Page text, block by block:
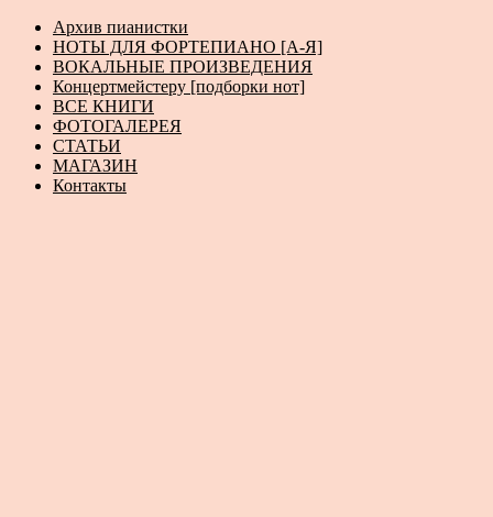
Архив пианистки
НОТЫ ДЛЯ ФОРТЕПИАНО [А-Я]
ВОКАЛЬНЫЕ ПРОИЗВЕДЕНИЯ
Концертмейстеру [подборки нот]
ВСЕ КНИГИ
ФОТОГАЛЕРЕЯ
СТАТЬИ
МАГАЗИН
Контакты